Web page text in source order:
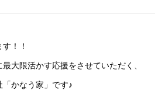
！！
最大限活かす応援をさせていただく、
かなう家」です♪